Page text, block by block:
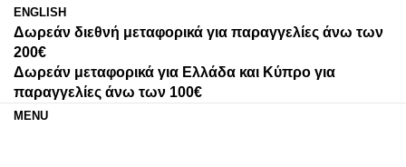
ENGLISH
Δωρεάν διεθνή μεταφορικά για παραγγελίες άνω των
200€
Δωρεάν μεταφορικά για Ελλάδα και Κύπρο για
παραγγελίες άνω των 100€
MENU